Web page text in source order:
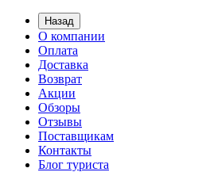
Назад
О компании
Оплата
Доставка
Возврат
Акции
Обзоры
Отзывы
Поставщикам
Контакты
Блог туриста